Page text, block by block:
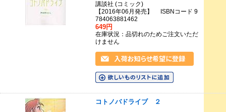
講談社 (コミック)
【2016年06月発売】 ISBNコード 9
784063881462
649円
在庫状況：品切れのためご注文いただ
けません
コトノバドライブ ２